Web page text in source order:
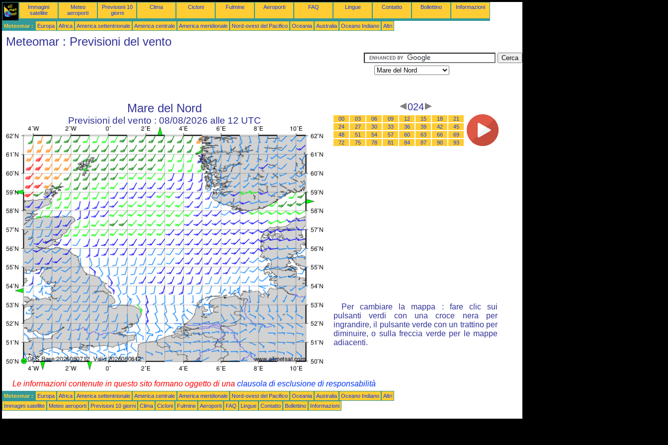
Immagini
satellite
Meteo
aeroporti
Previsioni 10
giorni
Clima Cicloni Fulmine Aeroporti FAQ Lingue Contatto Bollettino Informazioni
Meteomar : Europa Africa America settentrionale America centrale America meridionale Nord-ovest del Pacifico Oceania Australia Oceano Indiano Altri
Meteomar : Previsioni del vento
Mare del Nord
Previsioni del vento : 08/08/2026 alle 12 UTC
024
00 03 06 09 12 15 18
21
24
27 30 33 36 39 42
45
48
51 54 57 60 63 66
69
72
75 78 81 84 87 90 93
Per cambiare la mappa : fare clic sui
pulsanti verdi con una croce nera per
ingrandire, il pulsante verde con un trattino per
diminuire, o sulla freccia verde per le mappe
adiacenti.
Le informazioni contenute in questo sito formano oggetto di una clausola di esclusione di responsabilità
Meteomar : Europa Africa America settentrionale America centrale America meridionale Nord-ovest del Pacifico Oceania Australia Oceano Indiano
Altri
Immagini satellite
Meteo aeroporti Previsioni 10 giorni Clima Cicloni Fulmine Aeroporti FAQ Lingue Contatto Bollettino Informazioni